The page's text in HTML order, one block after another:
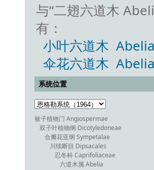
与“二翅六道木
有：
小叶六道木
伞花六道木
系统位置
被子植物门 Angiospermae
双子叶植物纲 Dicotyledoneae
合瓣花亚纲 Sympetalae
川续断目 Dipsacales
忍冬科 Caprifoliaceae
六道木属 Abelia